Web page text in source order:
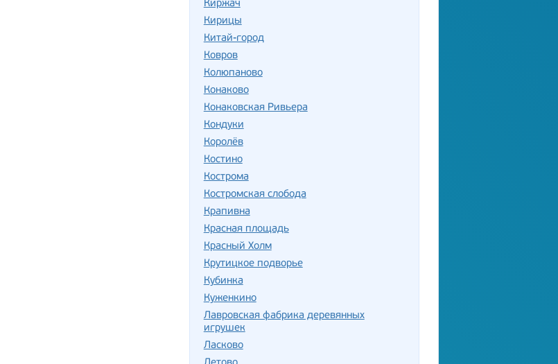
Киржач
Кирицы
Китай-город
Ковров
Колюпаново
Конаково
Конаковская Ривьера
Кондуки
Королёв
Костино
Кострома
Костромская слобода
Крапивна
Красная площадь
Красный Холм
Крутицкое подворье
Кубинка
Куженкино
Лавровская фабрика деревянных
игрушек
Ласково